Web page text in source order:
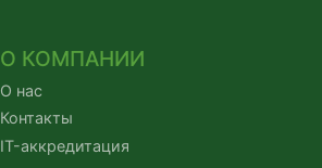
О КОМПАНИИ
О нас
Контакты
IT-аккредитация